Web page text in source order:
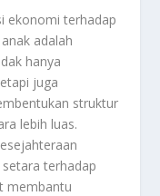
ekonomi terhadap
adalah
hanya
juga
struktur
lebih luas.
terhadap
membantu